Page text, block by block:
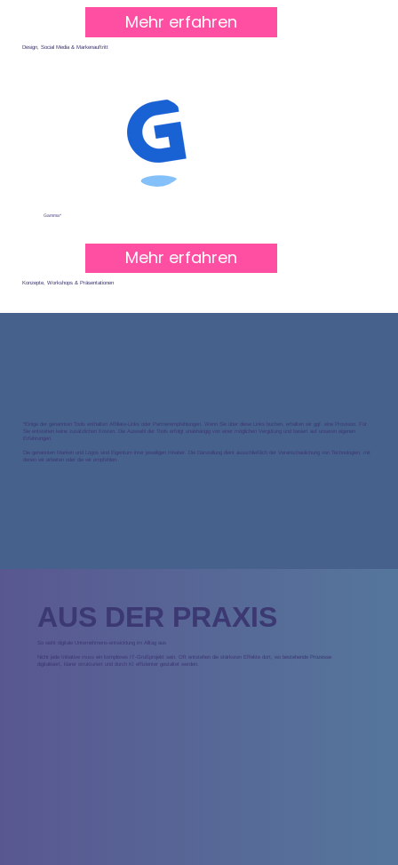
Mehr erfahren
Design, Social Media & Markenauftritt
Gamma*
Mehr erfahren
Konzepte, Workshops & Präsentationen
AUS DER PRAXIS
So sieht digitale Unternehmens-entwicklung im Alltag aus
Nicht jede Initiative muss ein komplexes IT-Großprojekt sein. Oft entstehen die stärksten Effekte dort, wo bestehende Prozesse
digitalisiert, klarer strukturiert und durch KI effizienter gestaltet werden.
*Einige der genannten Tools enthalten Affiliate-Links oder Partnerempfehlungen. Wenn Sie über diese Links buchen, erhalten wir ggf. eine Provision. Für
Sie entstehen keine zusätzlichen Kosten. Die Auswahl der Tools erfolgt unabhängig von einer möglichen Vergütung und basiert auf unseren eigenen
Erfahrungen.
Die genannten Marken und Logos sind Eigentum ihrer jeweiligen Inhaber. Die Darstellung dient ausschließlich der Veranschaulichung von Technologien, mit
denen wir arbeiten oder die wir empfehlen.